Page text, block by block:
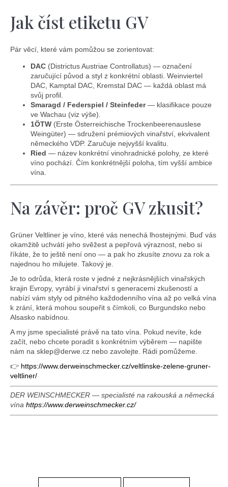
Jak číst etiketu GV
Pár věcí, které vám pomůžou se zorientovat:
DAC (Districtus Austriae Controllatus) — označení
zaručující původ a styl z konkrétní oblasti. Weinviertel
DAC, Kamptal DAC, Kremstal DAC — každá oblast má
svůj profil.
Smaragd / Federspiel / Steinfeder— klasifikace pouze
ve Wachau (viz výše).
1ÖTW (Erste Österreichische Trockenbeerenauslese
Weingüter) — sdružení prémiových vinařství, ekvivalent
německého VDP. Zaručuje nejvyšší kvalitu.
Ried — název konkrétní vinohradnické polohy, ze které
víno pochází. Čím konkrétnější poloha, tím vyšší ambice
vína.
Na závěr: proč GV zkusit?
Grüner Veltliner je víno, které vás nenechá lhostejnými. Buď vás
okamžitě uchvátí jeho svěžest a pepřová výraznost, nebo si
říkáte, že to ještě není ono — a pak ho zkusíte znovu za rok a
najednou ho milujete. Takový je.
Je to odrůda, která roste v jedné z nejkrásnějších vinařských
krajin Evropy, vyrábí ji vinařství s generacemi zkušeností a
nabízí vám styly od pitného každodenního vína až po velká vína
k zrání, která mohou soupeřit s čímkoli, co Burgundsko nebo
Alsasko nabídnou.
A my jsme specialisté právě na tato vína. Pokud nevíte, kde
začít, nebo chcete poradit s konkrétním výběrem — napište
nám na sklep@derwe.cz nebo zavolejte. Rádi pomůžeme.
👉 https://www.derweinschmecker.cz/veltlinske-zelene-gruner-
veltliner/
DER WEINSCHMECKER — specialisté na rakouská a německá
vína https://www.derweinschmecker.cz/